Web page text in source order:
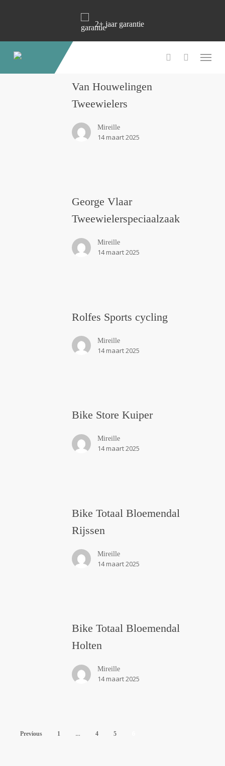
2+ jaar garantie
Menu
Houwelingen
Tweewielers
Van Houwelingen
Tweewielers
Mireille
14 maart 2025
Vlaar
Tweewielerspeciaalzaak
George Vlaar
Tweewielerspeciaalzaak
Mireille
14 maart 2025
SportsRolfes Sports cycling
Mireille
14 maart 2025
StoreBike Store Kuiper
Mireille
14 maart 2025
Totaal
Bloemendal
Bike Totaal Bloemendal
Rijssen
Mireille
14 maart 2025
Totaal
Bloemendal
Bike Totaal Bloemendal
Holten
Mireille
14 maart 2025
Previous 1 … 4 5